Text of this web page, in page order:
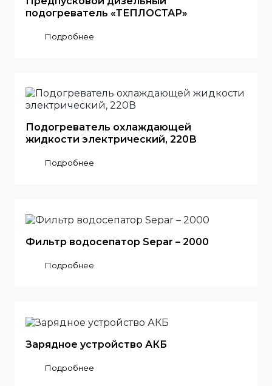
подогреватель «ТЕПЛОСТАР»
Подробнее
Подогреватель охлаждающей
жидкости электрический, 220В
Подробнее
Фильтр водосепатор Separ – 2000
Подробнее
Зарядное устройство АКБ
Подробнее